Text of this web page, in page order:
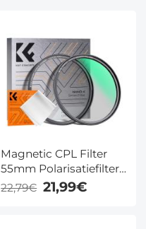
Magnetic CPL Filter
55mm Polarisatiefilter
Ultradun Optisch Glas
met 18 Meerlaagse
22,79€ 21,99€